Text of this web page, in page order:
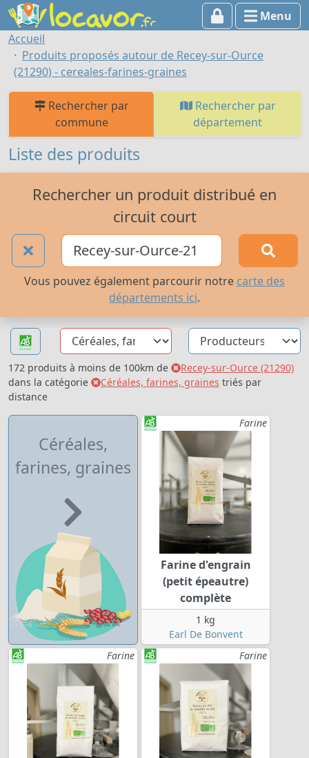
Menu
Accueil
Produits proposés autour de Recey-sur-Ource
(21290) - cereales-farines-graines
Rechercher par
commune
Rechercher par
département
Liste des produits
Rechercher un produit distribué en
circuit court
Vous pouvez également parcourir notre carte des
départements ici.
172 produits à moins de 100km de
Recey-sur-Ource (21290)
dans la catégorie
Céréales, farines, graines triés par
distance
Céréales,
farines, graines
Farine
Farine d'engrain
(petit épeautre)
complète
1 kg
Earl De Bonvent
Farine
Farine